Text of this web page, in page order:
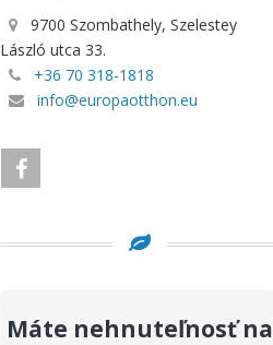
9700 Szombathely, Szelestey
László utca 33.
+36 70 318-1818
info@europaotthon.eu
Máte nehnuteľnosť na